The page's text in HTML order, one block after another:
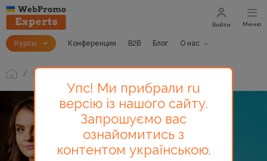
Курсы Конференции B2B Блог О нас
Войти Меню
Блог Вебинар WebPromoExperts «Тренды SMM 2018»
Упс! Ми прибрали ru
версію із нашого сайту.
Запрошуємо вас
ознайомитись з
контентом українською.